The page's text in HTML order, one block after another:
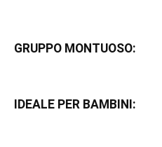
GRUPPO MONTUOSO:
IDEALE PER BAMBINI: